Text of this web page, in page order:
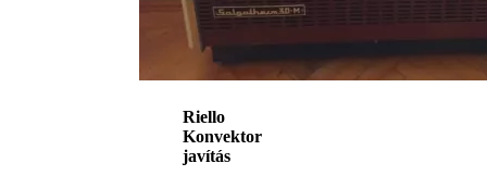
Riello
Konvektor
javítás